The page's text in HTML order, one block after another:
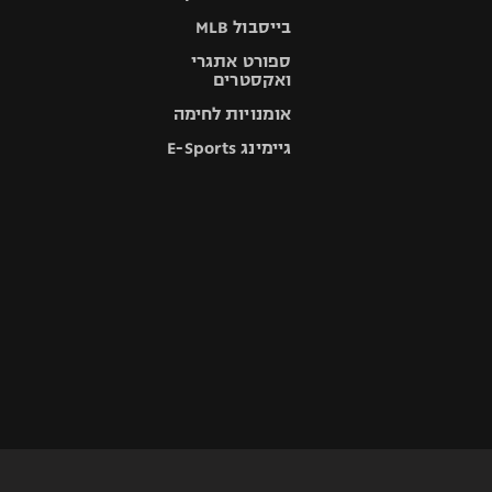
בייסבול MLB
ספורט אתגרי
ואקסטרים
אומנויות לחימה
גיימינג E-Sports